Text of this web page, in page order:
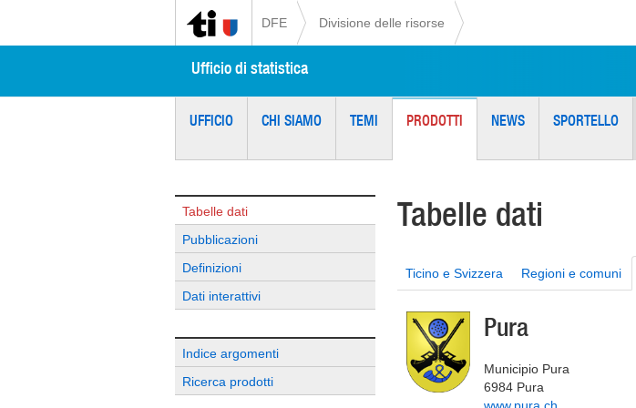
DFE Divisione delle risorse
Ufficio di statistica
UFFICIO CHI SIAMO TEMI PRODOTTI NEWS SPORTELLO
Tabelle dati
Pubblicazioni
Definizioni
Dati interattivi
Indice argomenti
Ricerca prodotti
Tabelle dati
Ticino e Svizzera Regioni e comuni
Pura
Municipio Pura
6984 Pura